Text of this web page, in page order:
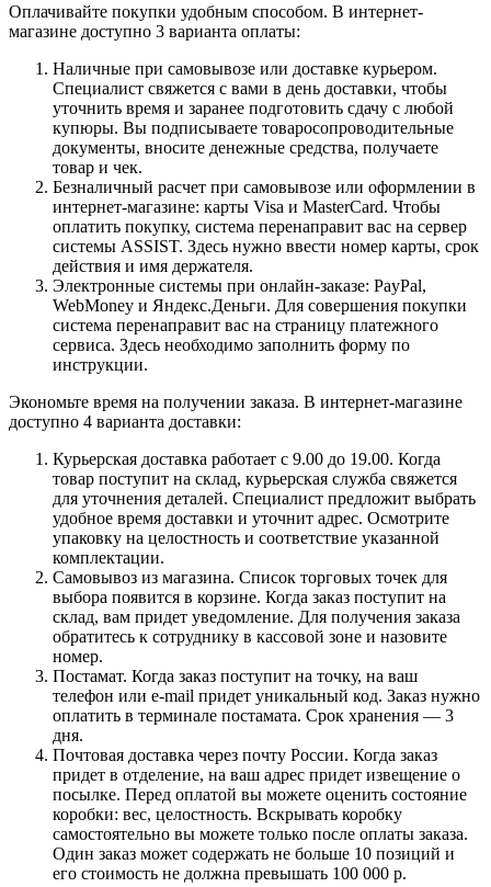
Оплачивайте покупки удобным способом. В интернет-
магазине доступно 3 варианта оплаты:
Наличные при самовывозе или доставке курьером.
Специалист свяжется с вами в день доставки, чтобы
уточнить время и заранее подготовить сдачу с любой
купюры. Вы подписываете товаросопроводительные
документы, вносите денежные средства, получаете
товар и чек.
Безналичный расчет при самовывозе или оформлении в
интернет-магазине: карты Visa и MasterCard. Чтобы
оплатить покупку, система перенаправит вас на сервер
системы ASSIST. Здесь нужно ввести номер карты, срок
действия и имя держателя.
Электронные системы при онлайн-заказе: PayPal,
WebMoney и Яндекс.Деньги. Для совершения покупки
система перенаправит вас на страницу платежного
сервиса. Здесь необходимо заполнить форму по
инструкции.
Экономьте время на получении заказа. В интернет-магазине
доступно 4 варианта доставки:
Курьерская доставка работает с 9.00 до 19.00. Когда
товар поступит на склад, курьерская служба свяжется
для уточнения деталей. Специалист предложит выбрать
удобное время доставки и уточнит адрес. Осмотрите
упаковку на целостность и соответствие указанной
комплектации.
Самовывоз из магазина. Список торговых точек для
выбора появится в корзине. Когда заказ поступит на
склад, вам придет уведомление. Для получения заказа
обратитесь к сотруднику в кассовой зоне и назовите
номер.
Постамат. Когда заказ поступит на точку, на ваш
телефон или e-mail придет уникальный код. Заказ нужно
оплатить в терминале постамата. Срок хранения — 3
дня.
Почтовая доставка через почту России. Когда заказ
придет в отделение, на ваш адрес придет извещение о
посылке. Перед оплатой вы можете оценить состояние
коробки: вес, целостность. Вскрывать коробку
самостоятельно вы можете только после оплаты заказа.
Один заказ может содержать не больше 10 позиций и
его стоимость не должна превышать 100 000 р.